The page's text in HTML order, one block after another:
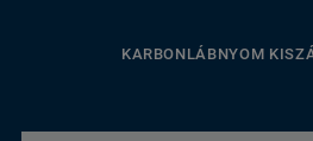
KARBONLÁBNYOM